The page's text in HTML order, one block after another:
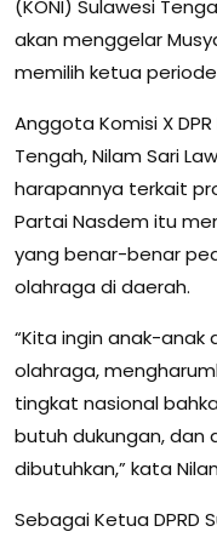
(KONI) Sulawesi
akan menggelar
memilih ketua
Anggota Komisi X
Tengah, Nilam Sari
harapannya terkait
Partai Nasdem itu
yang benar-benar
olahraga di daerah.
“Kita ingin anak-
olahraga,
tingkat nasional
butuh dukungan, dan
dibutuhkan,” kata
Sebagai Ketua DPRD